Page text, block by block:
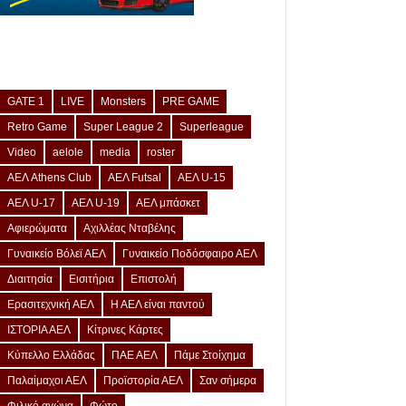
GATE 1 LIVE Monsters
PRE GAME
Retro Game
Super League 2
Superleague
Video
aelole media
roster
ΑΕΛ Athens Club
ΑΕΛ Futsal
ΑΕΛ U-15
ΑΕΛ U-17
ΑΕΛ U-19
ΑΕΛ μπάσκετ
Αφιερώματα
Αχιλλέας Νταβέλης
Γυναικείο Βόλεϊ ΑΕΛ
Γυναικείο Ποδόσφαιρο ΑΕΛ
Διαιτησία
Εισιτήρια
Επιστολή
Ερασιτεχνική ΑΕΛ
Η ΑΕΛ είναι παντού
ΙΣΤΟΡΙΑ ΑΕΛ
Κίτρινες Κάρτες
Κύπελλο Ελλάδας
ΠΑΕ ΑΕΛ
Πάμε Στοίχημα
Παλαίμαχοι ΑΕΛ
Προϊστορία ΑΕΛ
Σαν σήμερα